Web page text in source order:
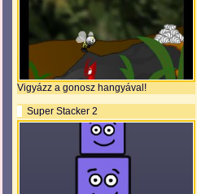
Vigyázz a gonosz hangyával!
Super Stacker 2